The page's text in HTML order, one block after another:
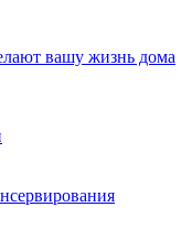
вашу жизнь дома